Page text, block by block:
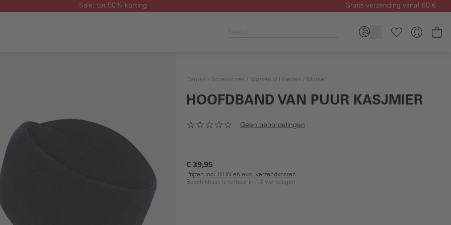
Sale: tot 50% korting Gratis verzending vanaf 80 €
Dames Accessoires Mutsen & Hoeden Mutsen
HOOFDBAND VAN PUUR KASJMIER
Geen beoordelingen
€ 39,95
Prijzen incl. BTW en excl. verzendkosten
Beschikbaar, leverbaar in 1-3 werkdagen